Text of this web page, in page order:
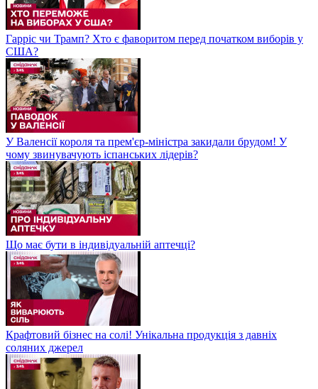
Гарріс чи Трамп? Хто є фаворитом перед початком виборів у
США?
У Валенсії короля та прем'єр-міністра закидали брудом! У
чому звинувачують іспанських лідерів?
Що має бути в індивідуальній аптечці?
Крафтовий бізнес на солі! Унікальна продукція з давніх
соляних джерел